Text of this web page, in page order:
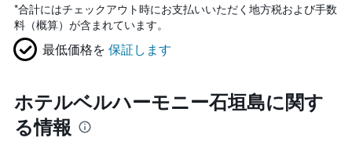
*合計にはチェックアウト時にお支払いいただく地方税および手数
料（概算）が含まれています。
最低価格を 保証します
ホテルベルハーモニー石垣島に関す
る情報